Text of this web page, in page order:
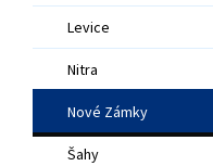
Levice
Nitra
Nové Zámky
Šahy